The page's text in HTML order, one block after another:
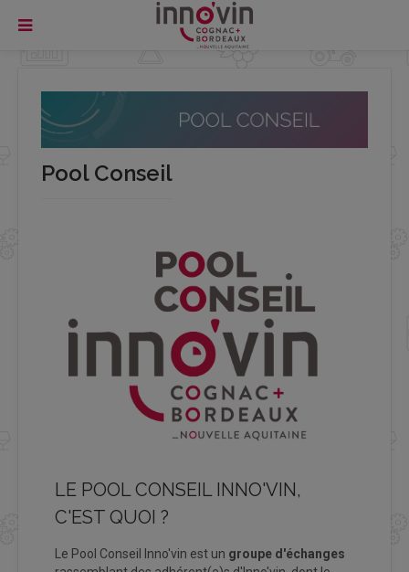
Pool Conseil
LE POOL CONSEIL INNO'VIN,
C'EST QUOI ?
Le Pool Conseil Inno'vin est un groupe d'échanges